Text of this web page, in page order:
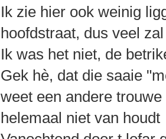
Ik zie hier ook weinig
hoofdstraat, dus veel
Ik was het niet, de
Gek hè, dat die saaie
weet een andere
helemaal niet van